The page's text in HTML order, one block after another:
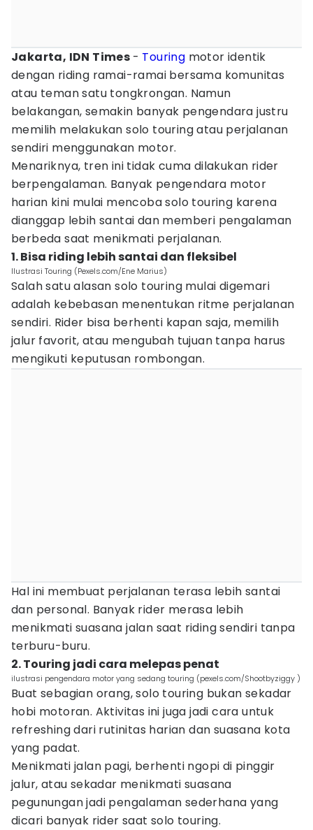
Jakarta, IDN Times - Touring motor identik
dengan riding ramai-ramai bersama komunitas
atau teman satu tongkrongan. Namun
belakangan, semakin banyak pengendara justru
memilih melakukan solo touring atau perjalanan
sendiri menggunakan motor.
Menariknya, tren ini tidak cuma dilakukan rider
berpengalaman. Banyak pengendara motor
harian kini mulai mencoba solo touring karena
dianggap lebih santai dan memberi pengalaman
berbeda saat menikmati perjalanan.
1. Bisa riding lebih santai dan fleksibel
Ilustrasi Touring (Pexels.com/Ene Marius)
Salah satu alasan solo touring mulai digemari
adalah kebebasan menentukan ritme perjalanan
sendiri. Rider bisa berhenti kapan saja, memilih
jalur favorit, atau mengubah tujuan tanpa harus
mengikuti keputusan rombongan.
Hal ini membuat perjalanan terasa lebih santai
dan personal. Banyak rider merasa lebih
menikmati suasana jalan saat riding sendiri tanpa
terburu-buru.
2. Touring jadi cara melepas penat
ilustrasi pengendara motor yang sedang touring (pexels.com/Shootbyziggy )
Buat sebagian orang, solo touring bukan sekadar
hobi motoran. Aktivitas ini juga jadi cara untuk
refreshing dari rutinitas harian dan suasana kota
yang padat.
Menikmati jalan pagi, berhenti ngopi di pinggir
jalur, atau sekadar menikmati suasana
pegunungan jadi pengalaman sederhana yang
dicari banyak rider saat solo touring.